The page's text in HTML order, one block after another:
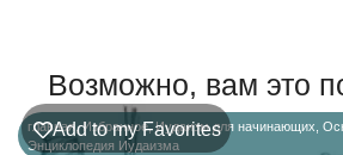
Возможно, вам это
главная,Избранное,Иудаизм для начинающих
Энциклопедия Иудаизма
Add to my Favorites